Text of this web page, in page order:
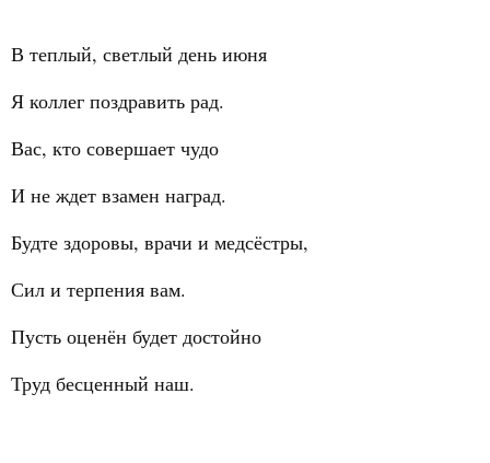
В теплый, светлый день июня
Я коллег поздравить рад.
Вас, кто совершает чудо
И не ждет взамен наград.
Будте здоровы, врачи и медсёстры,
Сил и терпения вам.
Пусть оценён будет достойно
Труд бесценный наш.